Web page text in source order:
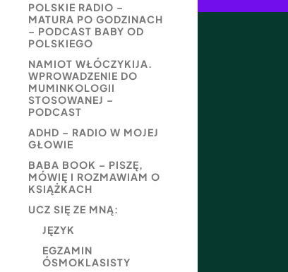
POLSKIE RADIO –
MATURA PO GODZINACH
– PODCAST BABY OD
POLSKIEGO
NAMIOT WŁÓCZYKIJA.
WPROWADZENIE DO
MUMINKOLOGII
STOSOWANEJ –
PODCAST
ADHD – RADIO W MOJEJ
GŁOWIE
BABA BOOK – PISZĘ,
MÓWIĘ I ROZMAWIAM O
KSIĄŻKACH
UCZ SIĘ ZE MNĄ:
JĘZYK
EGZAMIN
ÓSMOKLASISTY